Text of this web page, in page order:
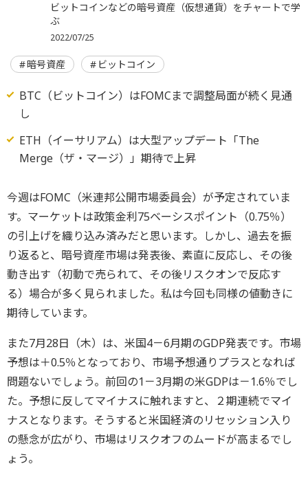
ビットコインなどの暗号資産（仮想通貨）をチャートで学
ぶ
2022/07/25
暗号資産 ビットコイン
BTC（ビットコイン）はFOMCまで調整局面が続く見通
し
ETH（イーサリアム）は大型アップデート「The
Merge（ザ・マージ）」期待で上昇
今週はFOMC（米連邦公開市場委員会）が予定されていま
す。マーケットは政策金利75ベーシスポイント（0.75％）
の引上げを織り込み済みだと思います。しかし、過去を振
り返ると、暗号資産市場は発表後、素直に反応し、その後
動き出す（初動で売られて、その後リスクオンで反応す
る）場合が多く見られました。私は今回も同様の値動きに
期待しています。
また7月28日（木）は、米国4－6月期のGDP発表です。市場
予想は＋0.5％となっており、市場予想通りプラスとなれば
問題ないでしょう。前回の1－3月期の米GDPは－1.6％でし
た。予想に反してマイナスに触れますと、２期連続でマイ
ナスとなります。そうすると米国経済のリセッション入り
の懸念が広がり、市場はリスクオフのムードが高まるでし
ょう。